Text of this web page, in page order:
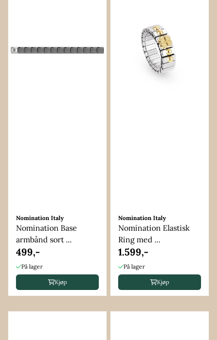
Nomination Italy
Nomination Base
armbånd sort ...
499,-
På lager
Kjøp
Nomination Italy
Nomination Elastisk
Ring med ...
1.599,-
På lager
Kjøp